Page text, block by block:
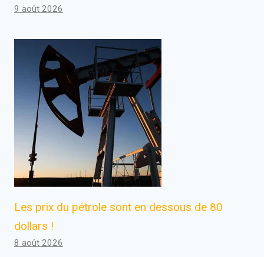
9 août 2026
Les prix du pétrole sont en dessous de 80
dollars !
8 août 2026